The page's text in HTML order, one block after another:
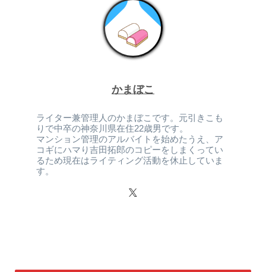
かまぼこ
ライター兼管理人のかまぼこです。元引きこも
りで中卒の神奈川県在住22歳男です。
マンション管理のアルバイトを始めたうえ、ア
コギにハマり吉田拓郎のコピーをしまくってい
るため現在はライティング活動を休止していま
す。